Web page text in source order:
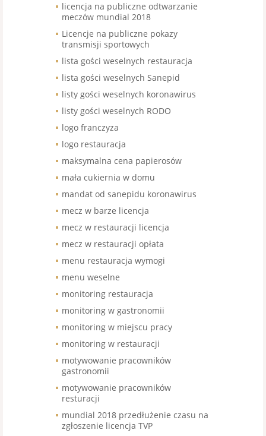
licencja na publiczne odtwarzanie
meczów mundial 2018
Licencje na publiczne pokazy
transmisji sportowych
lista gości weselnych restauracja
lista gości weselnych Sanepid
listy gości weselnych koronawirus
listy gości weselnych RODO
logo franczyza
logo restauracja
maksymalna cena papierosów
mała cukiernia w domu
mandat od sanepidu koronawirus
mecz w barze licencja
mecz w restauracji licencja
mecz w restauracji opłata
menu restauracja wymogi
menu weselne
monitoring restauracja
monitoring w gastronomii
monitoring w miejscu pracy
monitoring w restauracji
motywowanie pracowników
gastronomii
motywowanie pracowników
resturacji
mundial 2018 przedłużenie czasu na
zgłoszenie licencja TVP